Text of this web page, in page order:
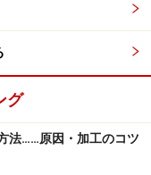
も役立ちますし、
がしやすくなると
トリングスに疲労
したりすることも
慣化することで筋
くして疲労物質の
グ
法……原因・加工のコツ